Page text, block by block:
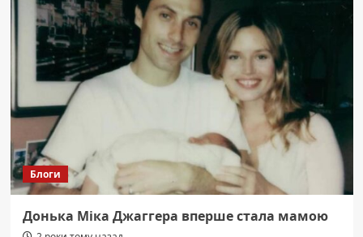
донатів
на
ремонт
пікапів
для
чернівецького
батальйону
Блоги
Донька Міка Джаггера вперше стала мамою